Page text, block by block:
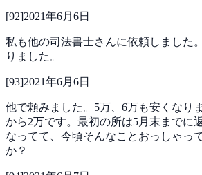
[92]2021年6月6日
私も他の司法書士さんに依頼しました。
りました。
[93]2021年6月6日
他で頼みました。5万、6万も安くなり
から2万です。最初の所は5月末までに
なってて、今頃そんなことおっしゃっ
か？